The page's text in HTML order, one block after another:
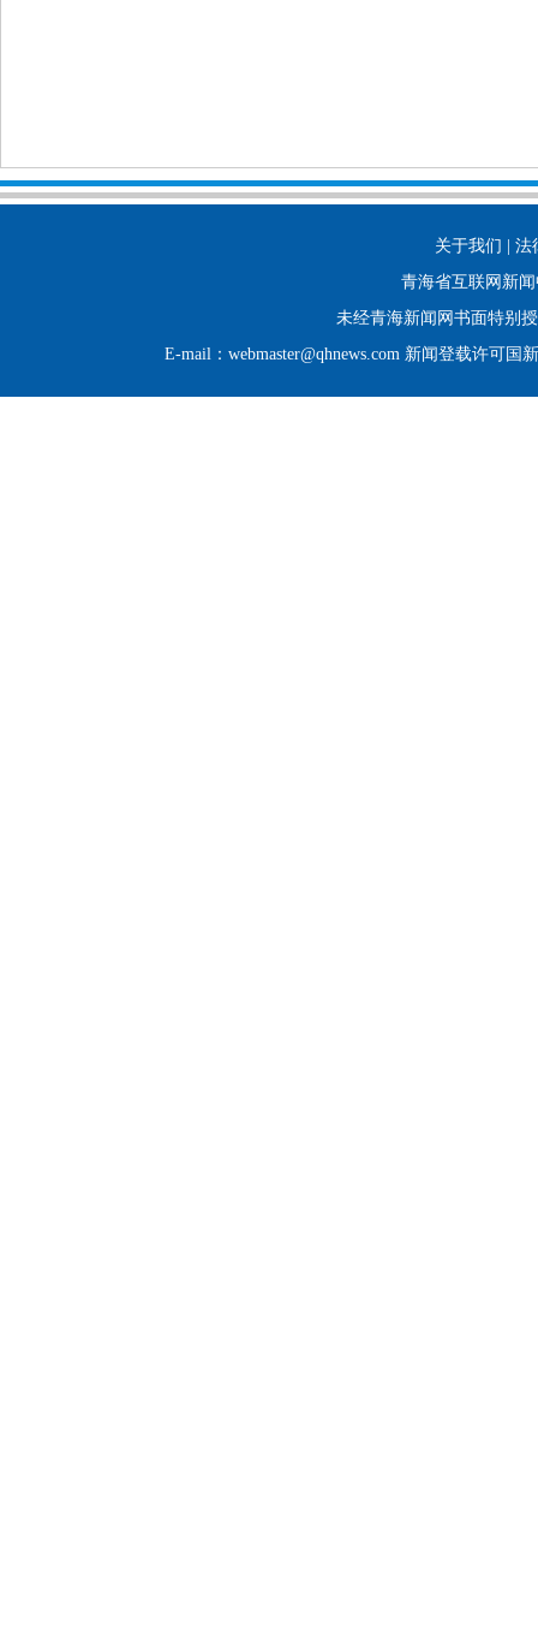
关于我们 |
青海省互联网新
未经青海新闻网书面特别
E-mail：webmaster@qhnews.com 新闻登载许可国